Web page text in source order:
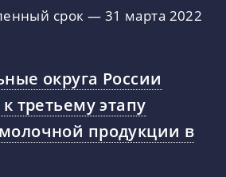
срок — 31 марта 2022
округа России
третьему этапу
продукции в